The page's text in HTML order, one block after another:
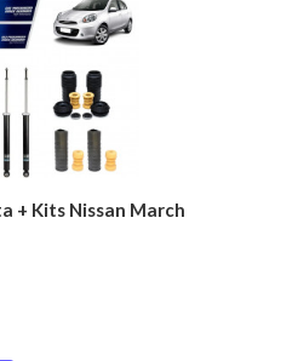
+ Kits Nissan March